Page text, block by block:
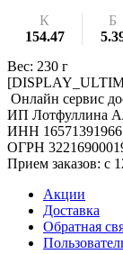
К
154.47
Б
Вес: 230 г
Онлайн сервис
ИП Лотфуллина
ИНН
ОГРН
Прием заказов: c
Акции
Доставка
Обратная